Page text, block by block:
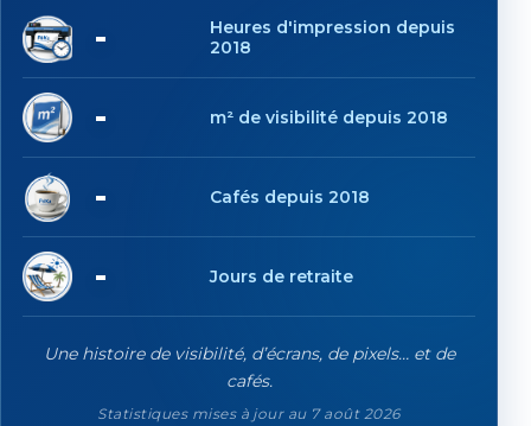
1'031
Heures d'impression depuis
2018
6'280 m² de visibilité depuis 2018
19'740 Cafés depuis 2018
84 Jours de retraite
Une histoire de visibilité, d’écrans, de pixels… et de
cafés.
Statistiques mises à jour au 7 août 2026